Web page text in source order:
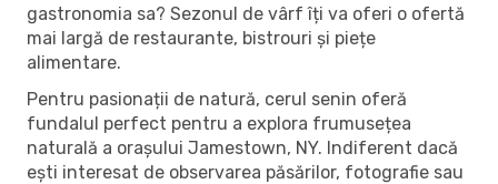
gastronomia sa? Sezonul de vârf îți va oferi o ofertă
mai largă de restaurante, bistrouri și piețe
alimentare.
Pentru pasionații de natură, cerul senin oferă
fundalul perfect pentru a explora frumusețea
naturală a orașului Jamestown, NY. Indiferent dacă
ești interesat de observarea păsărilor, fotografie sau